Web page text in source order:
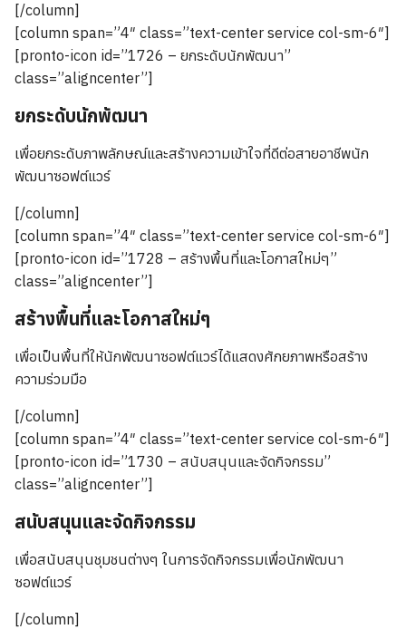
[/column]
[column span=”4″ class=”text-center service col-sm-6″]
[pronto-icon id=”1726 – ยกระดับนักพัฒนา”
class=”aligncenter”]
ยกระดับนักพัฒนา
เพื่อยกระดับภาพลักษณ์และสร้างความเข้าใจที่ดีต่อสายอาชีพนัก
พัฒนาซอฟต์แวร์
[/column]
[column span=”4″ class=”text-center service col-sm-6″]
[pronto-icon id=”1728 – สร้างพื้นที่และโอกาสใหม่ๆ”
class=”aligncenter”]
สร้างพื้นที่และโอกาสใหม่ๆ
เพื่อเป็นพื้นที่ให้นักพัฒนาซอฟต์แวร์ได้แสดงศักยภาพหรือสร้าง
ความร่วมมือ
[/column]
[column span=”4″ class=”text-center service col-sm-6″]
[pronto-icon id=”1730 – สนับสนุนและจัดกิจกรรม”
class=”aligncenter”]
สนับสนุนและจัดกิจกรรม
เพื่อสนับสนุนชุมชนต่างๆ ในการจัดกิจกรรมเพื่อนักพัฒนา
ซอฟต์แวร์
[/column]